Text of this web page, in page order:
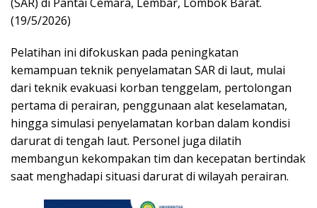
(19/5/2026)
Pelatihan ini difokuskan pada peningkatan
kemampuan teknik penyelamatan SAR di laut, mulai
dari teknik evakuasi korban tenggelam, pertolongan
pertama di perairan, penggunaan alat keselamatan,
hingga simulasi penyelamatan korban dalam kondisi
darurat di tengah laut. Personel juga dilatih
membangun kekompakan tim dan kecepatan bertindak
saat menghadapi situasi darurat di wilayah perairan.